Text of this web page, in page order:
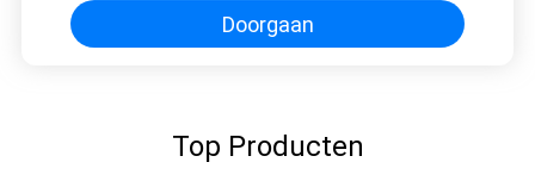
Doorgaan
Top Producten